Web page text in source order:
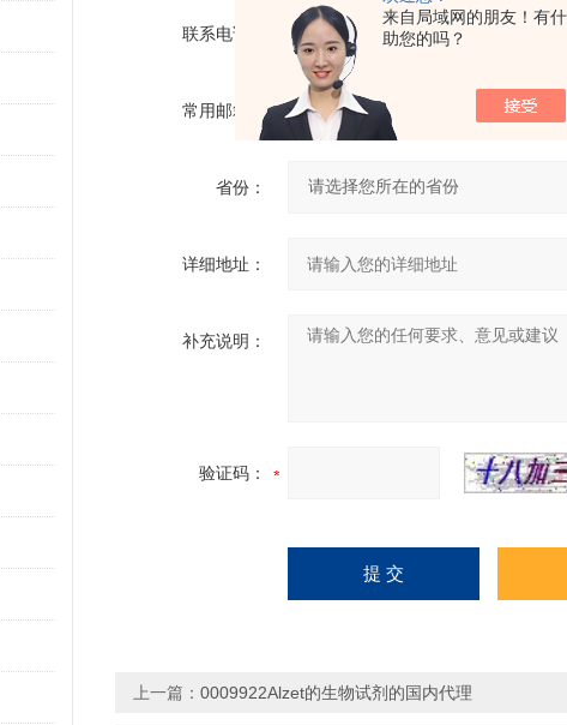
来自局域网的朋友！有
助您的吗？
联系电话：
常用邮箱：
省份：
详细地址：
补充说明：
验证码：
上一篇： 0009922Alzet的生物试剂的国内代理